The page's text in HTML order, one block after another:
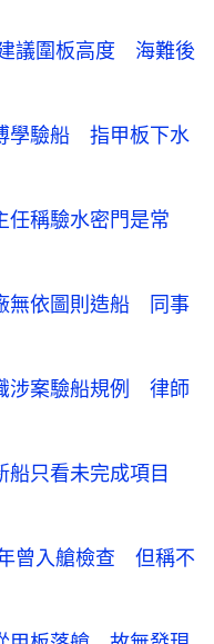
議圍板高度 海難後
學驗船 指甲板下水
任稱驗水密門是常
無依圖則造船 同事
涉案驗船規例 律師
船只看未完成項目
曾入艙檢查 但稱不